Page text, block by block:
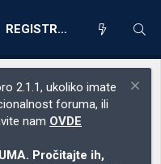
REGISTRACIJA
2.1.1, ukoliko imate
foruma, ili
nam OVDE
Pročitajte ih,